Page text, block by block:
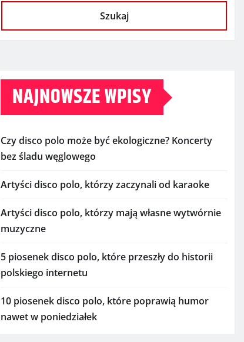
Szukaj
NAJNOWSZE WPISY
Czy disco polo może być ekologiczne? Koncerty
bez śladu węglowego
Artyści disco polo, którzy zaczynali od karaoke
Artyści disco polo, którzy mają własne wytwórnie
muzyczne
5 piosenek disco polo, które przeszły do historii
polskiego internetu
10 piosenek disco polo, które poprawią humor
nawet w poniedziałek